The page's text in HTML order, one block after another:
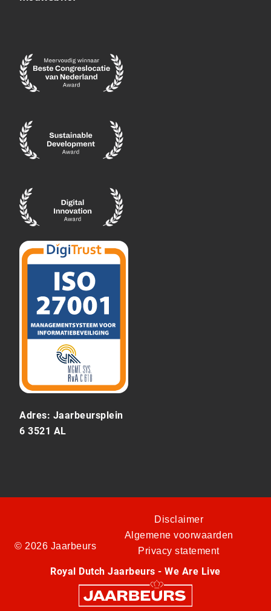
Adres: Jaarbeursplein
6 3521 AL
© 2026 Jaarbeurs
Disclaimer
Algemene voorwaarden
Privacy statement
Royal Dutch Jaarbeurs - We Are Live